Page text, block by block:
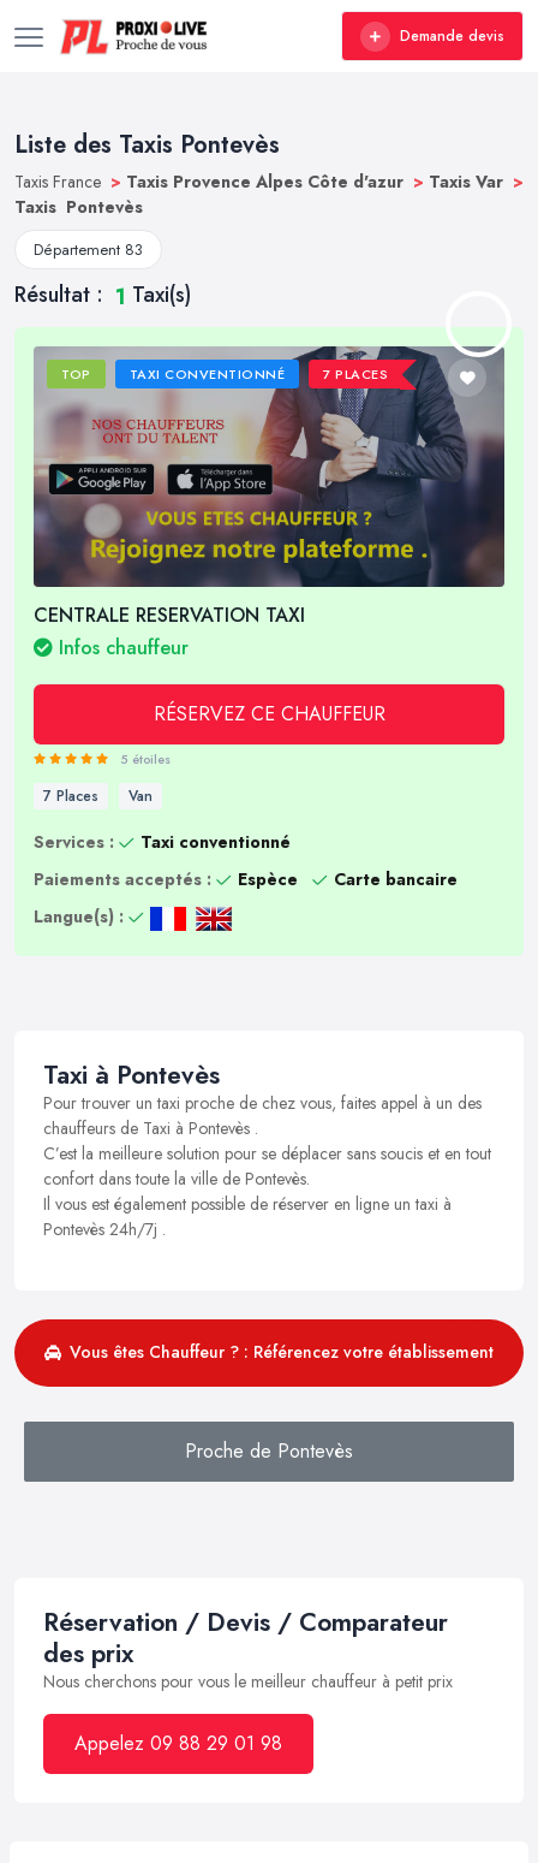
Demande devis
Liste des Taxis Pontevès
Taxis France > Taxis Provence Alpes Côte d'azur > Taxis Var >
Taxis Pontevès
Département 83
Résultat : 1 Taxi(s)
TOP TAXI CONVENTIONNÉ 7 PLACES
CENTRALE RESERVATION TAXI
Infos chauffeur
RÉSERVEZ CE CHAUFFEUR
5 étoiles
7 Places Van
Services :
Taxi conventionné
Paiements acceptés :
Espèce
Carte bancaire
Langue(s) :
Taxi à Pontevès
Pour trouver un taxi proche de chez vous, faites appel à un des
chauffeurs de Taxi à Pontevès .
C’est la meilleure solution pour se déplacer sans soucis et en tout
confort dans toute la ville de Pontevès.
Il vous est également possible de réserver en ligne un taxi à
Pontevès 24h/7j .
Vous êtes Chauffeur ? : Référencez votre établissement
Proche de Pontevès
Réservation / Devis / Comparateur
des prix
Nous cherchons pour vous le meilleur chauffeur à petit prix
Appelez 09 88 29 01 98